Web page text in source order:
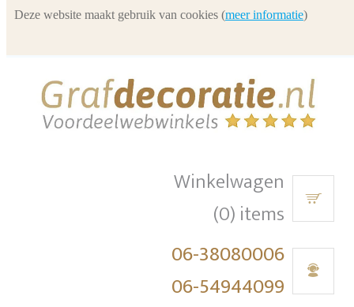
Winkelwagen
(0) items
06-38080006
06-54944099
Deze website maakt gebruik van cookies (meer informatie)